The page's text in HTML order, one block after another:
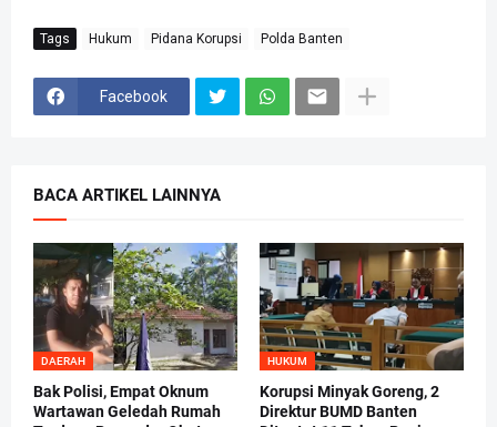
Tags Hukum Pidana Korupsi Polda Banten
Facebook
BACA ARTIKEL LAINNYA
DAERAH
Bak Polisi, Empat Oknum
Wartawan Geledah Rumah
HUKUM
Korupsi Minyak Goreng, 2
Direktur BUMD Banten